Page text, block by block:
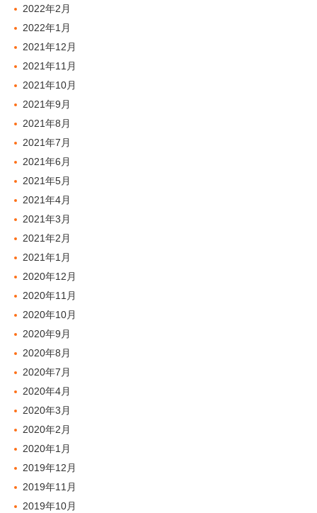
2022年2月
2022年1月
2021年12月
2021年11月
2021年10月
2021年9月
2021年8月
2021年7月
2021年6月
2021年5月
2021年4月
2021年3月
2021年2月
2021年1月
2020年12月
2020年11月
2020年10月
2020年9月
2020年8月
2020年7月
2020年4月
2020年3月
2020年2月
2020年1月
2019年12月
2019年11月
2019年10月